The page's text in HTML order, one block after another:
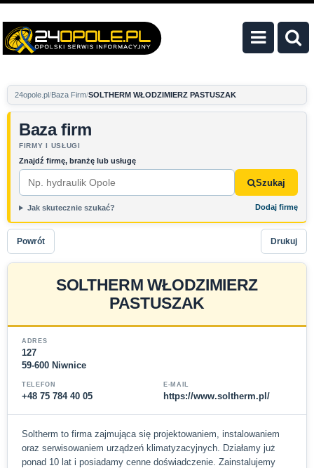
24opole.pl Baza Firm SOLTHERM WŁODZIMIERZ PASTUSZAK
Baza firm
FIRMY I USŁUGI
Znajdź firmę, branżę lub usługę
Szukaj
Jak skutecznie szukać? Dodaj firmę
Powrót Drukuj
SOLTHERM WŁODZIMIERZ
PASTUSZAK
ADRES
127
59-600 Niwnice
TELEFON
+48 75 784 40 05
E-MAIL
https://www.soltherm.pl/
Soltherm to firma zajmująca się projektowaniem, instalowaniem
oraz serwisowaniem urządzeń klimatyzacyjnych. Działamy już
ponad 10 lat i posiadamy cenne doświadczenie. Zainstalujemy